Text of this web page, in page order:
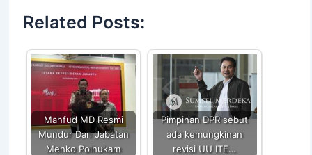
at
s
A
p
p
c
e
b
o
o
k
itt
er
ai
l
Li
n
k
Related Posts:
Mahfud MD Resmi
Mundur Dari Jabatan
Menko Polhukam
Pimpinan DPR sebut
ada kemungkinan
revisi UU ITE…